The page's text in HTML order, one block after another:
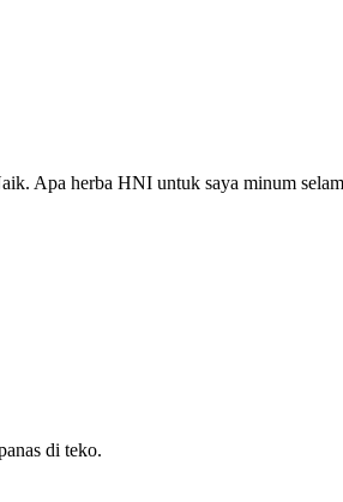
Apa herba HNI untuk saya minum
di teko.